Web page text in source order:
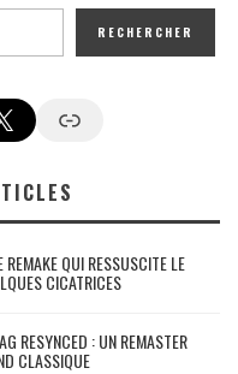
RECHERCHER
Google News
QUI RESSUSCITE LE
CICATRICES
RESYNCED : UN REMASTER
CLASSIQUE